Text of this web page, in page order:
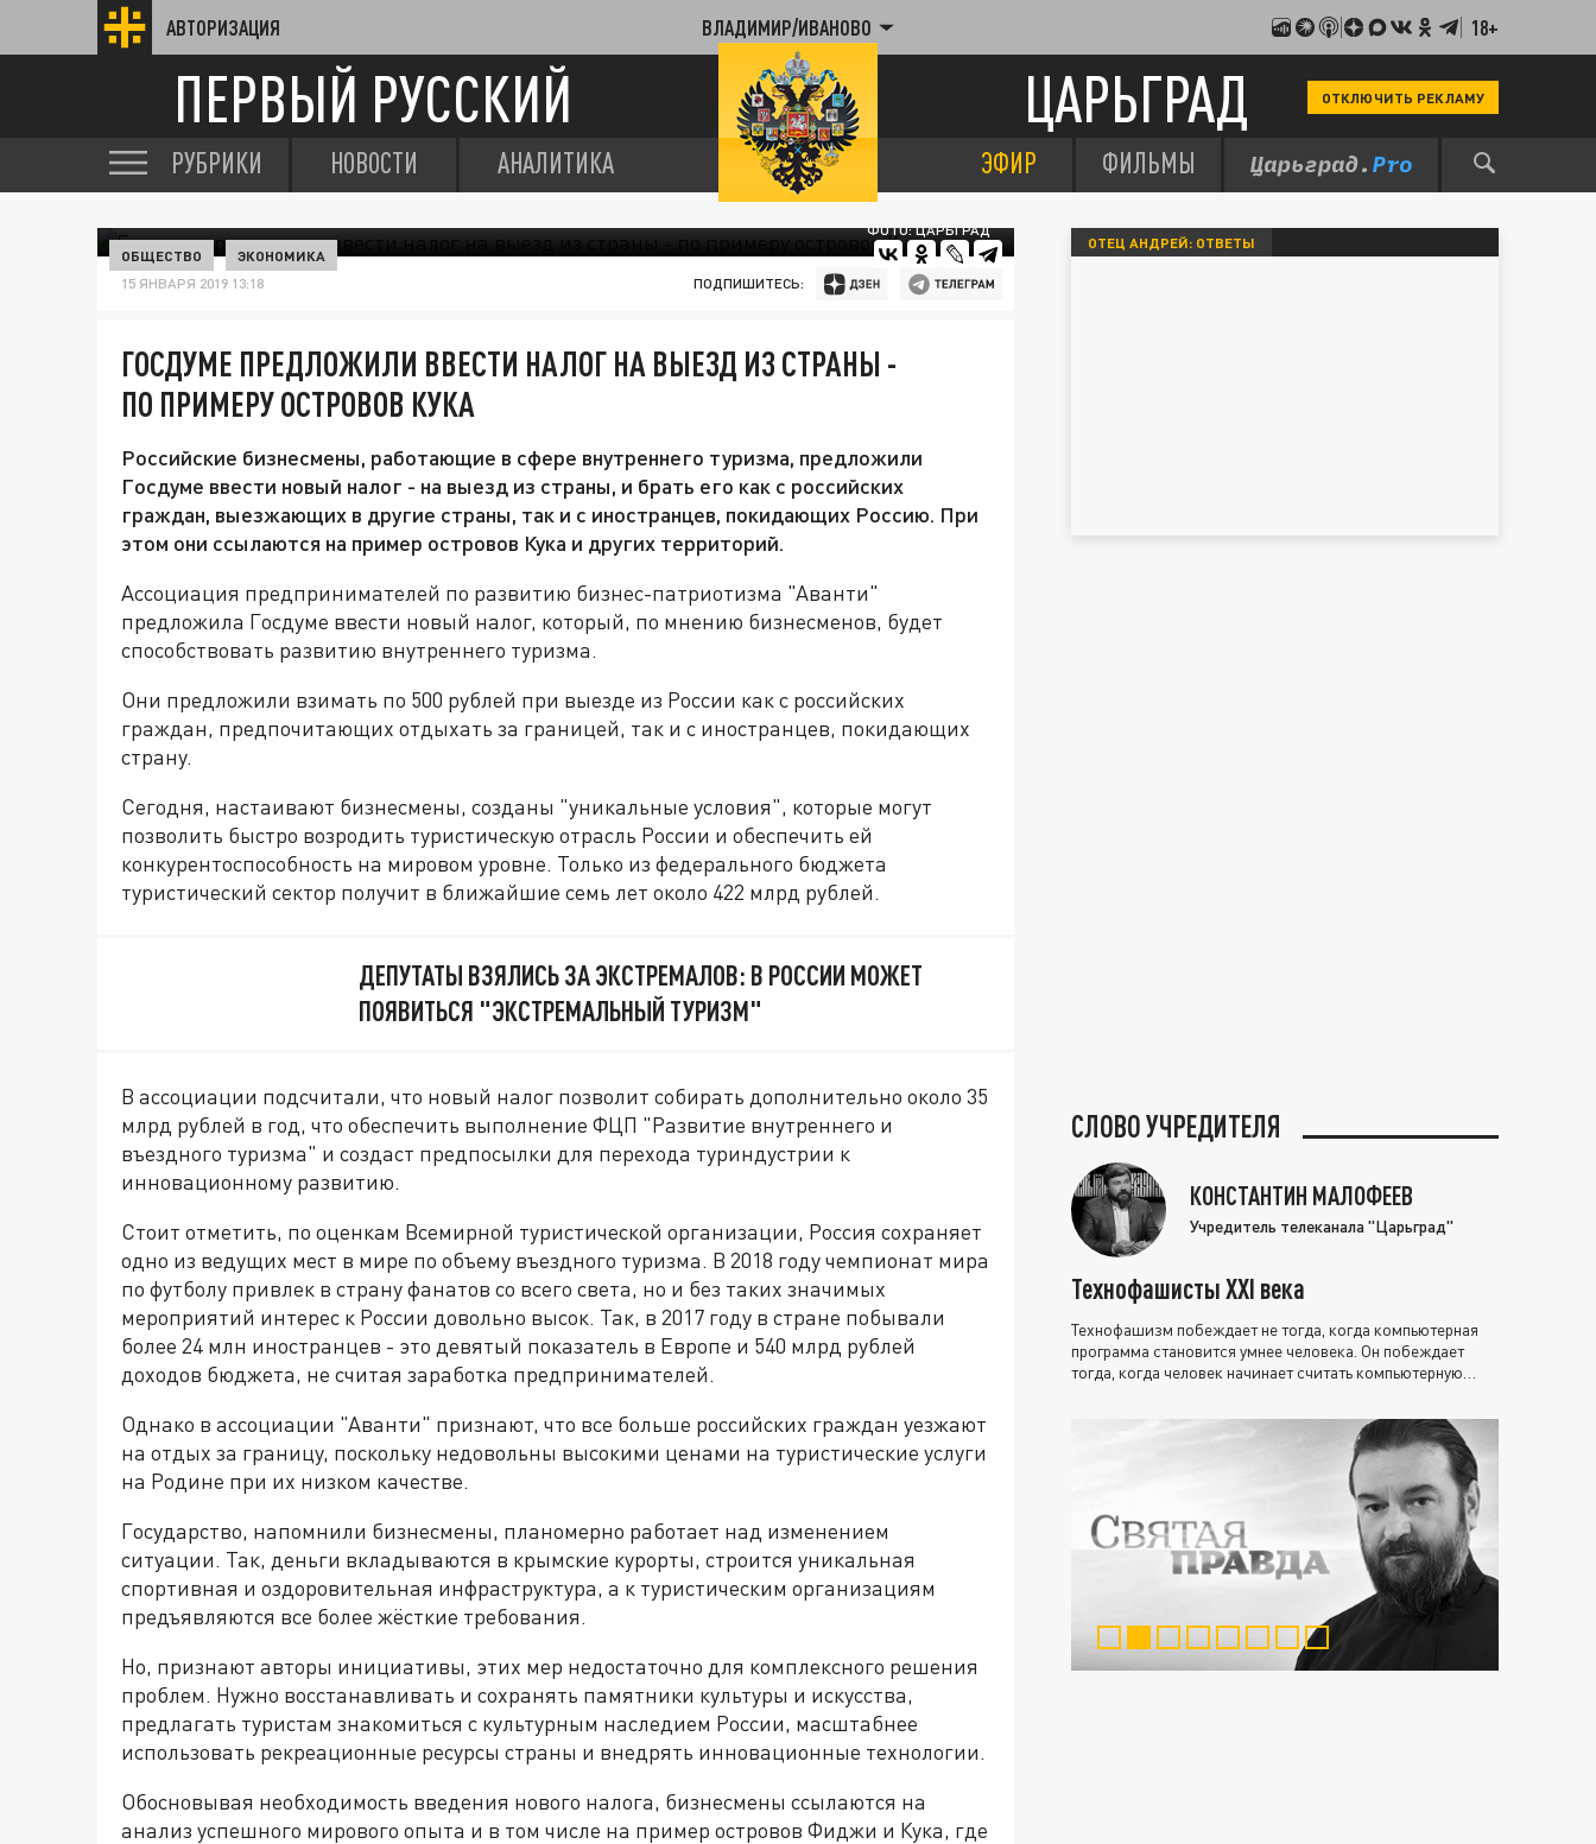
АВТОРИЗАЦИЯ ВЛАДИМИР/ИВАНОВО 18+
ПЕРВЫЙ РУССКИЙ ЦАРЬГРАД ОТКЛЮЧИТЬ РЕКЛАМУ
РУБРИКИ НОВОСТИ АНАЛИТИКА ЭФИР ФИЛЬМЫ
ФОТО: ЦАРЬГРАД
ОБЩЕСТВО ЭКОНОМИКА
15 ЯНВАРЯ 2019 13:18 ПОДПИШИТЕСЬ:
ГОСДУМЕ ПРЕДЛОЖИЛИ ВВЕСТИ НАЛОГ НА ВЫЕЗД ИЗ СТРАНЫ -
ПО ПРИМЕРУ ОСТРОВОВ КУКА
Российские бизнесмены, работающие в сфере внутреннего туризма, предложили
Госдуме ввести новый налог - на выезд из страны, и брать его как с российских
граждан, выезжающих в другие страны, так и с иностранцев, покидающих Россию. При
этом они ссылаются на пример островов Кука и других территорий.
Ассоциация предпринимателей по развитию бизнес-патриотизма "Аванти"
предложила Госдуме ввести новый налог, который, по мнению бизнесменов, будет
способствовать развитию внутреннего туризма.
Они предложили взимать по 500 рублей при выезде из России как с российских
граждан, предпочитающих отдыхать за границей, так и с иностранцев, покидающих
страну.
Сегодня, настаивают бизнесмены, созданы "уникальные условия", которые могут
позволить быстро возродить туристическую отрасль России и обеспечить ей
конкурентоспособность на мировом уровне. Только из федерального бюджета
туристический сектор получит в ближайшие семь лет около 422 млрд рублей.
ДЕПУТАТЫ ВЗЯЛИСЬ ЗА ЭКСТРЕМАЛОВ: В РОССИИ МОЖЕТ
ПОЯВИТЬСЯ "ЭКСТРЕМАЛЬНЫЙ ТУРИЗМ"
В ассоциации подсчитали, что новый налог позволит собирать дополнительно около 35
млрд рублей в год, что обеспечить выполнение ФЦП "Развитие внутреннего и
въездного туризма" и создаст предпосылки для перехода туриндустрии к
инновационному развитию.
Стоит отметить, по оценкам Всемирной туристической организации, Россия сохраняет
одно из ведущих мест в мире по объему въездного туризма. В 2018 году чемпионат мира
по футболу привлек в страну фанатов со всего света, но и без таких значимых
мероприятий интерес к России довольно высок. Так, в 2017 году в стране побывали
более 24 млн иностранцев - это девятый показатель в Европе и 540 млрд рублей
доходов бюджета, не считая заработка предпринимателей.
Однако в ассоциации "Аванти" признают, что все больше российских граждан уезжают
на отдых за границу, поскольку недовольны высокими ценами на туристические услуги
на Родине при их низком качестве.
Государство, напомнили бизнесмены, планомерно работает над изменением
ситуации. Так, деньги вкладываются в крымские курорты, строится уникальная
спортивная и оздоровительная инфраструктура, а к туристическим организациям
предъявляются все более жёсткие требования.
Но, признают авторы инициативы, этих мер недостаточно для комплексного решения
проблем. Нужно восстанавливать и сохранять памятники культуры и искусства,
предлагать туристам знакомиться с культурным наследием России, масштабнее
использовать рекреационные ресурсы страны и внедрять инновационные технологии.
Обосновывая необходимость введения нового налога, бизнесмены ссылаются на
анализ успешного мирового опыта и в том числе на пример островов Фиджи и Кука, где
ОТЕЦ АНДРЕЙ: ОТВЕТЫ
СЛОВО УЧРЕДИТЕЛЯ
КОНСТАНТИН МАЛОФЕЕВ
Учредитель телеканала "Царьград"
Технофашисты XXI века
Технофашизм побеждает не тогда, когда компьютерная
программа становится умнее человека. Он побеждает
тогда, когда человек начинает считать компьютерную